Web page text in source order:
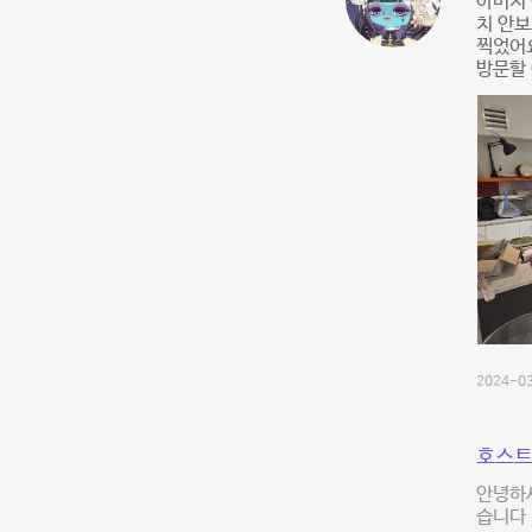
치 안
찍었어
방문할
2024-
호스
안녕하
습니